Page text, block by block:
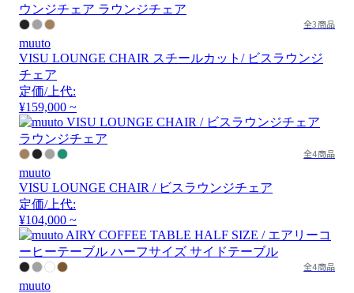
全3商品
muuto
VISU LOUNGE CHAIR スチールカット/ ビスラウンジ
チェア
定価/上代:
¥159,000 ~
全4商品
muuto
VISU LOUNGE CHAIR / ビスラウンジチェア
定価/上代:
¥104,000 ~
全4商品
muuto